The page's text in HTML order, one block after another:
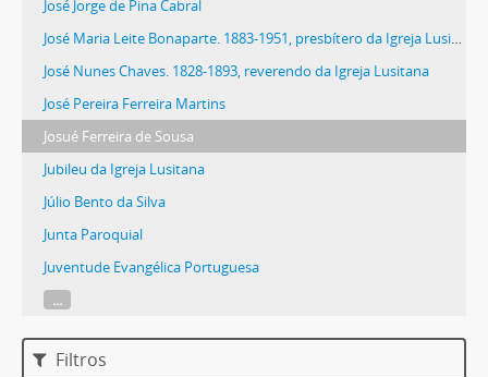
José Jorge de Pina Cabral
José Maria Leite Bonaparte. 1883-1951, presbítero da Igreja Lusitana
José Nunes Chaves. 1828-1893, reverendo da Igreja Lusitana
José Pereira Ferreira Martins
Josué Ferreira de Sousa
Jubileu da Igreja Lusitana
Júlio Bento da Silva
Junta Paroquial
Juventude Evangélica Portuguesa
...
Filtros